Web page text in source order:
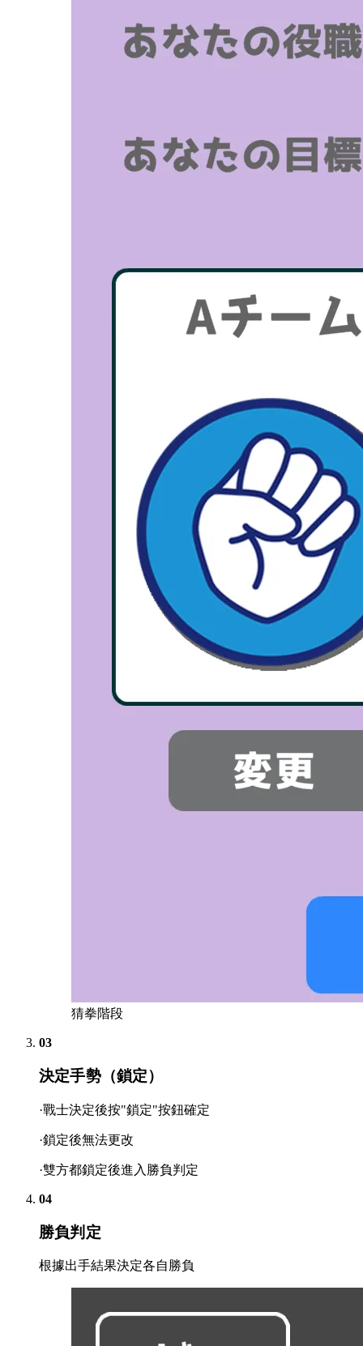
猜拳階段
03
決定手勢（鎖定）
·戰士決定後按"鎖定"按鈕確定
·鎖定後無法更改
·雙方都鎖定後進入勝負判定
04
勝負判定
根據出手結果決定各自勝負